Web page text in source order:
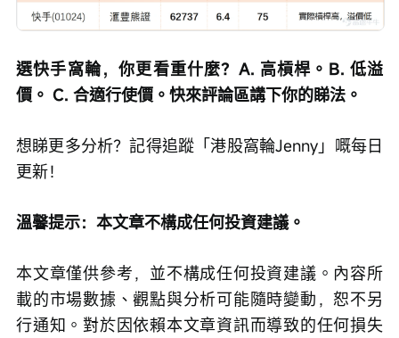
選快手窩輪，你更看重什麼？A. 高槓桿。B. 低溢
價。 C. 合適行使價。快來評論區講下你的睇法。
想睇更多分析？記得追蹤「港股窩輪Jenny」嘅每日
更新！
溫馨提示：本文章不構成任何投資建議。
本文章僅供參考，並不構成任何投資建議。內容所
載的市場數據、觀點與分析可能隨時變動，恕不另
行通知。對於因依賴本文章資訊而導致的任何損失